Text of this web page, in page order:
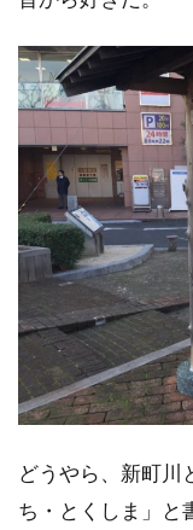
どうやら、新町川
ち・とくしま」と